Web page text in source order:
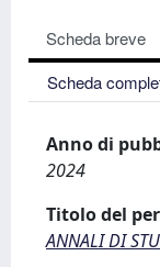
Scheda breve
Scheda
Anno di
2024
Titolo del
ANNALI DI